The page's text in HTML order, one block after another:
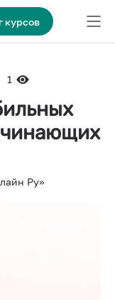
курсов
1
Ру»